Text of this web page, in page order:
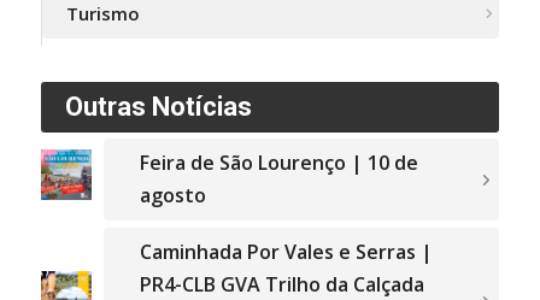
Turismo
Outras Notícias
Feira de São Lourenço | 10 de
agosto
Caminhada Por Vales e Serras |
PR4-CLB GVA Trilho da Calçada